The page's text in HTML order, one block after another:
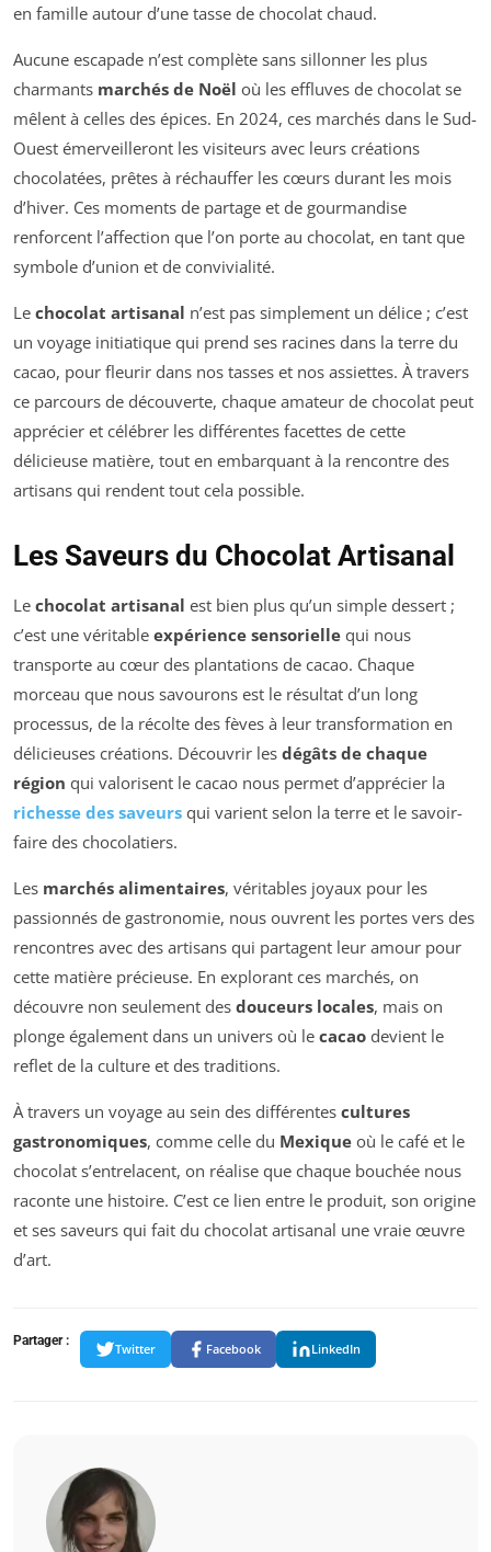
en famille autour d’une tasse de chocolat chaud.
Aucune escapade n’est complète sans sillonner les plus
charmants marchés de Noël où les effluves de chocolat se
mêlent à celles des épices. En 2024, ces marchés dans le Sud-
Ouest émerveilleront les visiteurs avec leurs créations
chocolatées, prêtes à réchauffer les cœurs durant les mois
d’hiver. Ces moments de partage et de gourmandise
renforcent l’affection que l’on porte au chocolat, en tant que
symbole d’union et de convivialité.
Le chocolat artisanal n’est pas simplement un délice ; c’est
un voyage initiatique qui prend ses racines dans la terre du
cacao, pour fleurir dans nos tasses et nos assiettes. À travers
ce parcours de découverte, chaque amateur de chocolat peut
apprécier et célébrer les différentes facettes de cette
délicieuse matière, tout en embarquant à la rencontre des
artisans qui rendent tout cela possible.
Les Saveurs du Chocolat Artisanal
Le chocolat artisanal est bien plus qu’un simple dessert ;
c’est une véritable expérience sensorielle qui nous
transporte au cœur des plantations de cacao. Chaque
morceau que nous savourons est le résultat d’un long
processus, de la récolte des fèves à leur transformation en
délicieuses créations. Découvrir les dégâts de chaque
région qui valorisent le cacao nous permet d’apprécier la
richesse des saveurs qui varient selon la terre et le savoir-
faire des chocolatiers.
Les marchés alimentaires, véritables joyaux pour les
passionnés de gastronomie, nous ouvrent les portes vers des
rencontres avec des artisans qui partagent leur amour pour
cette matière précieuse. En explorant ces marchés, on
découvre non seulement des douceurs locales, mais on
plonge également dans un univers où le cacao devient le
reflet de la culture et des traditions.
À travers un voyage au sein des différentes cultures
gastronomiques, comme celle du Mexique où le café et le
chocolat s’entrelacent, on réalise que chaque bouchée nous
raconte une histoire. C’est ce lien entre le produit, son origine
et ses saveurs qui fait du chocolat artisanal une vraie œuvre
d’art.
Partager :
Twitter Facebook LinkedIn